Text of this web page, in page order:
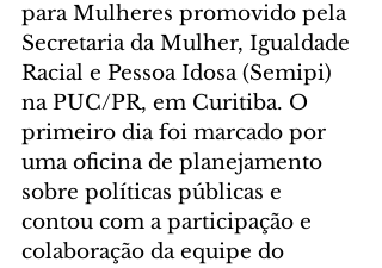
para Mulheres promovido pela
Secretaria da Mulher, Igualdade
Racial e Pessoa Idosa (Semipi)
na PUC/PR, em Curitiba. O
primeiro dia foi marcado por
uma oficina de planejamento
sobre políticas públicas e
contou com a participação e
colaboração da equipe do